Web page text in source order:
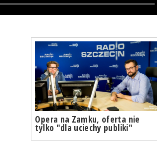
Opera na Zamku, oferta nie
tylko "dla uciechy publiki"